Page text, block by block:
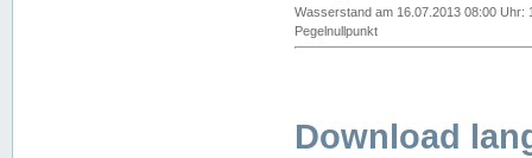
Wasserstand am 16.07.2013 08:00 Uhr:
Pegelnullpunkt
Download